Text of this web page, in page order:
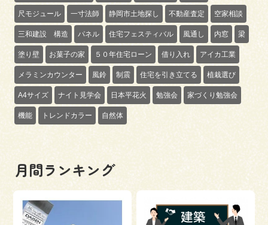
尺モジュール 一寸法師 静岡市土地探し 不動産査定 空家相談
三和建設 構造 パネル 住宅フェスティバル 風通し 内窓 梁
塗り壁 お菓子の家 ５０年住宅ローン 借り入れ アイカ工業
メラミンカウンター 風鈴 制震 住宅を引き立てる 植栽選び
A4サイズ ナイト見学会 日本平花火 勉強会 家づくり勉強会
機能 トレンドカラー 自然体
月間ランキング